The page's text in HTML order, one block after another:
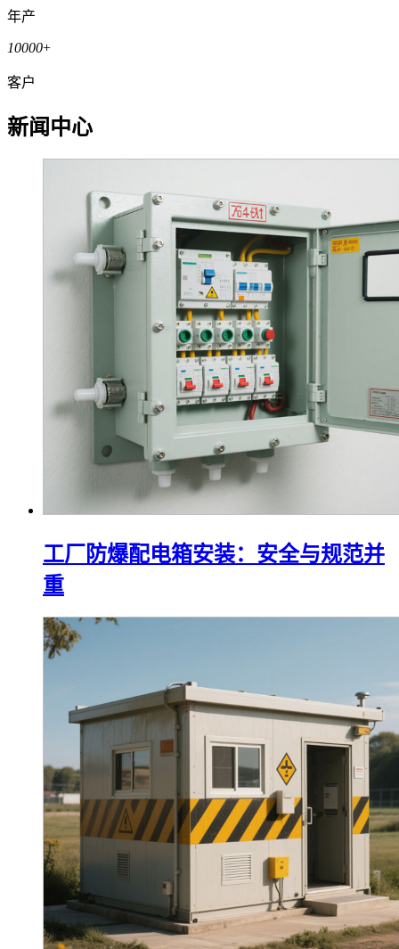
年产
10000+
客户
新闻中心
工厂防爆配电箱安装：安全与规范并
重